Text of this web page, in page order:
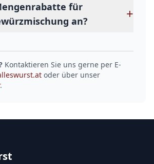
für
an?
+
Kontaktieren Sie uns gerne per E-
oder über unser
.